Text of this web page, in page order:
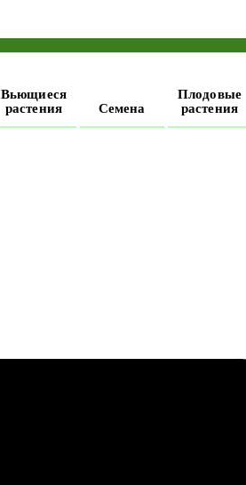
Вьющиеся
растения
Семена
Плодовые
растения